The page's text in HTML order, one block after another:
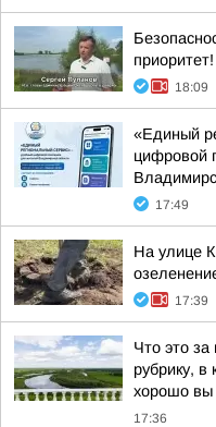
приоритет!
18:09
«Единый
цифровой
17:49
На улице
17:39
Что это
рубрику, в
хорошо вы
17:36